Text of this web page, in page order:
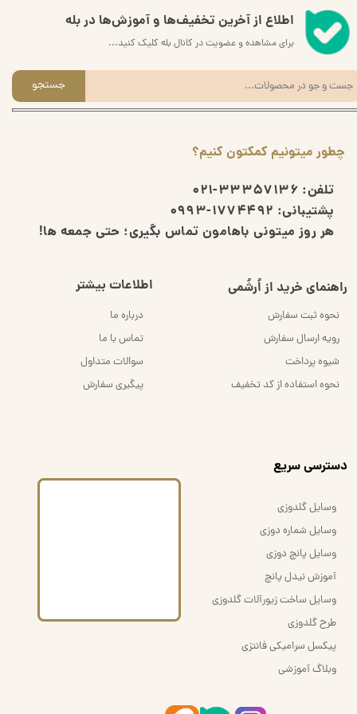
چطور میتونیم کمکتون کنیم؟
تلفن: 33357136-021
پشتیبانی: 1774492-0993
هر روز میتونی باهامون تماس بگیری؛ حتی جمعه ها!
راهنمای خرید از اُرشُمی
نحوه ثبت سفارش
رویه ارسال سفارش
شیوه پرداخت
نحوه استفاده از کد تخفیف
اطلاعات بیشتر
درباره ما
تماس با ما
سوالات متداول
پیگیری سفارش
اطلاع از آخرین تخفیف‌ها و آموزش‌ها در بله
برای مشاهده و عضویت در کانال بله کلیک کنید...
جستجو
​دسترسی سریع
وسایل گلدوزی
وسایل شماره دوزی
وسایل پانچ دوزی
آموزش نیدل پانچ
وسایل ساخت زیورآلات گلدوزی
طرح گلدوزی
پیکسل سرامیکی فانتزی
وبلاگ آموزشی